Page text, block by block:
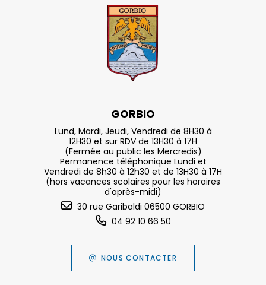
GORBIO
Lund, Mardi, Jeudi, Vendredi de 8H30 à
12H30 et sur RDV de 13H30 à 17H
(Fermée au public les Mercredis)
Permanence téléphonique Lundi et
Vendredi de 8h30 à 12h30 et de 13H30 à 17H
(hors vacances scolaires pour les horaires
d'après-midi)
30 rue Garibaldi 06500 GORBIO
04 92 10 66 50
NOUS CONTACTER